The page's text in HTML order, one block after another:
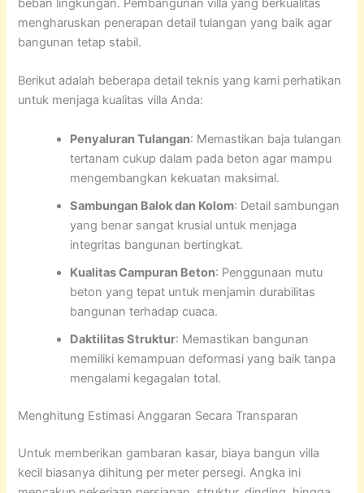
beban lingkungan. Pembangunan villa yang berkualitas
mengharuskan penerapan detail tulangan yang baik agar
bangunan tetap stabil.
Berikut adalah beberapa detail teknis yang kami perhatikan
untuk menjaga kualitas villa Anda:
Penyaluran Tulangan: Memastikan baja tulangan
tertanam cukup dalam pada beton agar mampu
mengembangkan kekuatan maksimal.
Sambungan Balok dan Kolom: Detail sambungan
yang benar sangat krusial untuk menjaga
integritas bangunan bertingkat.
Kualitas Campuran Beton: Penggunaan mutu
beton yang tepat untuk menjamin durabilitas
bangunan terhadap cuaca.
Daktilitas Struktur: Memastikan bangunan
memiliki kemampuan deformasi yang baik tanpa
mengalami kegagalan total.
Menghitung Estimasi Anggaran Secara Transparan
Untuk memberikan gambaran kasar, biaya bangun villa
kecil biasanya dihitung per meter persegi. Angka ini